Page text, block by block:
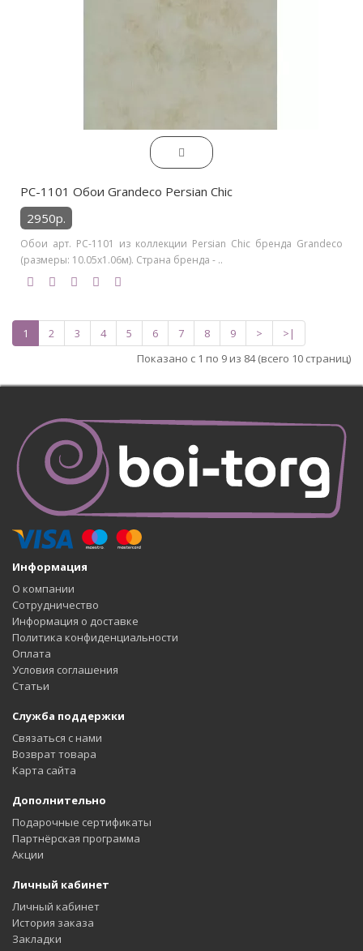
PC-1101 Обои Grandeco Persian Chic
2950р.
Обои арт. PC-1101 из коллекции Persian Chic бренда Grandeco
(размеры: 10.05х1.06м). Страна бренда - ..
1 2 3 4 5 6 7 8 9 >
>|
Показано с 1 по 9 из 84 (всего 10 страниц)
Информация
О компании
Сотрудничество
Информация о доставке
Политика конфиденциальности
Оплата
Условия соглашения
Статьи
Служба поддержки
Связаться с нами
Возврат товара
Карта сайта
Дополнительно
Подарочные сертификаты
Партнёрская программа
Акции
Личный кабинет
Личный кабинет
История заказа
Закладки